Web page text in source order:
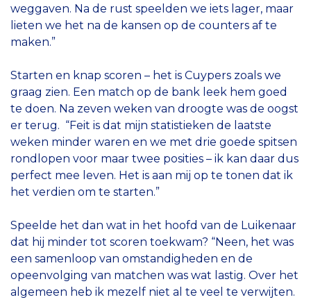
weggaven. Na de rust speelden we iets lager, maar
lieten we het na de kansen op de counters af te
maken.”
Starten en knap scoren – het is Cuypers zoals we
graag zien. Een match op de bank leek hem goed
te doen. Na zeven weken van droogte was de oogst
er terug. “Feit is dat mijn statistieken de laatste
weken minder waren en we met drie goede spitsen
rondlopen voor maar twee posities – ik kan daar dus
perfect mee leven. Het is aan mij op te tonen dat ik
het verdien om te starten.”
Speelde het dan wat in het hoofd van de Luikenaar
dat hij minder tot scoren toekwam? “Neen, het was
een samenloop van omstandigheden en de
opeenvolging van matchen was wat lastig. Over het
algemeen heb ik mezelf niet al te veel te verwijten.